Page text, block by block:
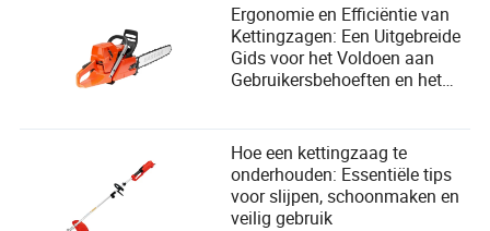
Ergonomie en Efficiëntie van
Kettingzagen: Een Uitgebreide
Gids voor het Voldoen aan
Gebruikersbehoeften en het
Productontwerp
Hoe een kettingzaag te
onderhouden: Essentiële tips
voor slijpen, schoonmaken en
veilig gebruik